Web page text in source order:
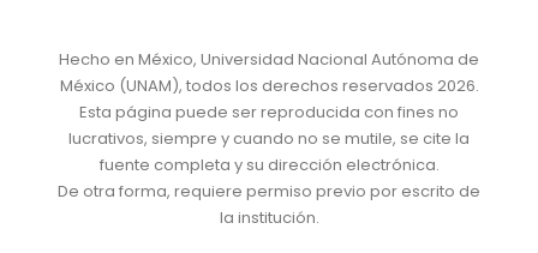
Hecho en México, Universidad Nacional Autónoma de
México (UNAM), todos los derechos reservados 2026.
Esta página puede ser reproducida con fines no
lucrativos, siempre y cuando no se mutile, se cite la
fuente completa y su dirección electrónica.
De otra forma, requiere permiso previo por escrito de
la institución.